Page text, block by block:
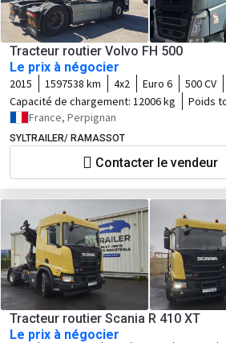
Tracteur routier Volvo FH 500
Le prix à négocier
2015 1597538 km 4x2 Euro 6
500 CV
Capacité de chargement: 12006 kg Poids
France, Perpignan
SYLTRAILER/ RAMASSOT
Contacter le vendeur
Tracteur routier Scania R 410 XT
Le prix à négocier